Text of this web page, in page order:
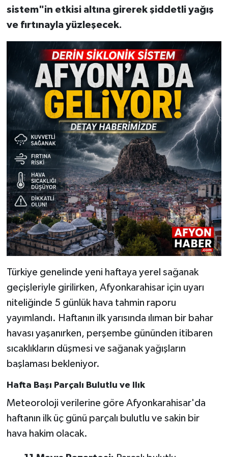
sistem"in etkisi altına girerek şiddetli yağış
ve fırtınayla yüzleşecek.
Türkiye genelinde yeni haftaya yerel sağanak
geçişleriyle girilirken, Afyonkarahisar için uyarı
niteliğinde 5 günlük hava tahmin raporu
yayımlandı. Haftanın ilk yarısında ılıman bir bahar
havası yaşanırken, perşembe gününden itibaren
sıcaklıkların düşmesi ve sağanak yağışların
başlaması bekleniyor.
Hafta Başı Parçalı Bulutlu ve Ilık
Meteoroloji verilerine göre Afyonkarahisar'da
haftanın ilk üç günü parçalı bulutlu ve sakin bir
hava hakim olacak.